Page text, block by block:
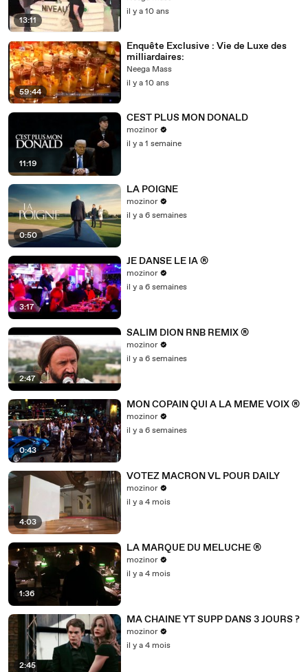
13:11
il y a 10 ans
59:44
Enquête Exclusive : Vie de Luxe des
milliardaires:
Neega Mass
il y a 10 ans
11:19
CEST PLUS MON DONALD
mozinor
il y a 1 semaine
0:50
LA POIGNE
mozinor
il y a 6 semaines
3:17
JE DANSE LE IA ®
mozinor
il y a 6 semaines
2:47
SALIM DION RNB REMIX ®
mozinor
il y a 6 semaines
0:43
MON COPAIN QUI A LA MEME VOIX ®
mozinor
il y a 6 semaines
4:03
VOTEZ MACRON VL POUR DAILY
mozinor
il y a 4 mois
1:36
LA MARQUE DU MELUCHE ®
mozinor
il y a 4 mois
2:45
MA CHAINE YT SUPP DANS 3 JOURS ?
mozinor
il y a 4 mois